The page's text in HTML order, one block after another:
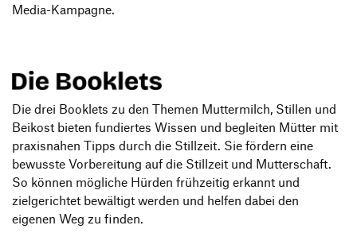
Media-Kampagne.
Die drei Booklets zu den Themen Muttermilch, Stillen und
Beikost bieten fundiertes Wissen und begleiten Mütter mit
praxisnahen Tipps durch die Stillzeit. Sie fördern eine
bewusste Vorbereitung auf die Stillzeit und Mutterschaft.
So können mögliche Hürden frühzeitig erkannt und
zielgerichtet bewältigt werden und helfen dabei den
eigenen Weg zu finden.